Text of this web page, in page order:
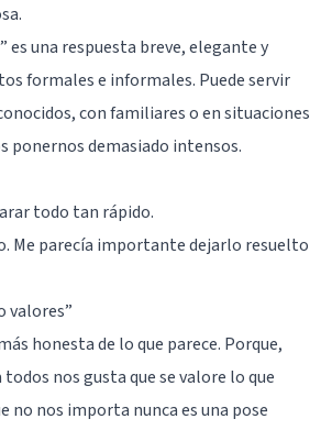
es una respuesta breve, elegante y
formales e informales. Puede servir
con familiares o en situaciones
ponernos demasiado intensos.
todo tan rápido.
Me parecía importante dejarlo resuelto
valores”
honesta de lo que parece. Porque,
nos gusta que se valore lo que
no nos importa nunca es una pose